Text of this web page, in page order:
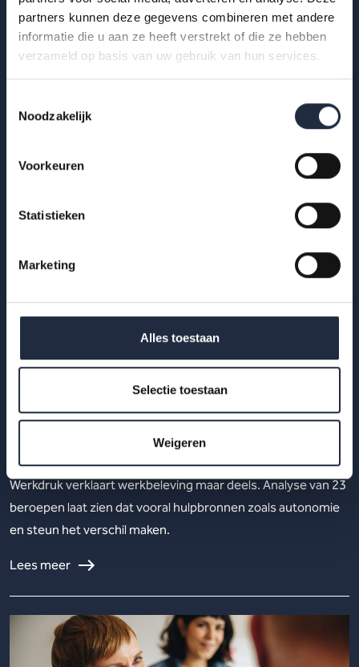
partners kunnen deze gegevens combineren met andere
informatie die u aan ze heeft verstrekt of die ze hebben
verzameld op basis van uw gebruik van hun services.
Noodzakelijk
Voorkeuren
Statistieken
Marketing
Alles toestaan
Selectie toestaan
Weigeren
AZW-publicatie brengt feiten, cijfers en inzichten samen
achter het debat over zzp-inzet in de...
07 apr 2026
Werkdruk is niet het hele verhaal: Verschillen
in werkbeleving hangen vooral samen met
hulpbronnen zoals autonomie, invloed en
Werkdruk verklaart werkbeleving maar deels. Analyse van 23
beroepen laat zien dat vooral hulpbronnen zoals autonomie
en steun het verschil maken.
Lees meer